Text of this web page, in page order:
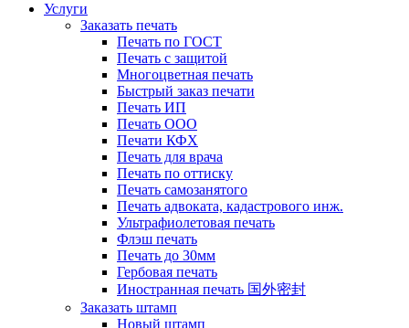
Услуги
Заказать печать
Печать по ГОСТ
Печать с защитой
Многоцветная печать
Быстрый заказ печати
Печать ИП
Печать ООО
Печати КФХ
Печать для врача
Печать по оттиску
Печать самозанятого
Печать адвоката, кадастрового инж.
Ультрафиолетовая печать
Флэш печать
Печать до 30мм
Гербовая печать
Иностранная печать 国外密封
Заказать штамп
Новый штамп